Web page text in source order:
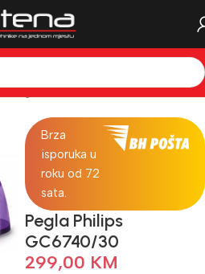
Pegle Parne stanice
Brza
isporuka u
roku od 72
sata.
Pegla Philips
GC6740/30
299,00 KM